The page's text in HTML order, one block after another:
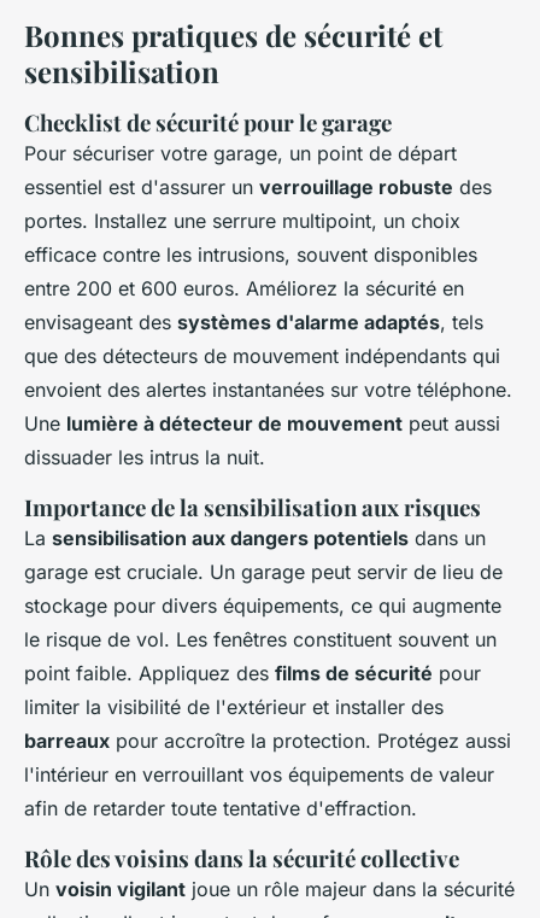
Bonnes pratiques de sécurité et
sensibilisation
Checklist de sécurité pour le garage
Pour sécuriser votre garage, un point de départ
essentiel est d'assurer un verrouillage robuste des
portes. Installez une serrure multipoint, un choix
efficace contre les intrusions, souvent disponibles
entre 200 et 600 euros. Améliorez la sécurité en
envisageant des systèmes d'alarme adaptés, tels
que des détecteurs de mouvement indépendants qui
envoient des alertes instantanées sur votre téléphone.
Une lumière à détecteur de mouvement peut aussi
dissuader les intrus la nuit.
Importance de la sensibilisation aux risques
La sensibilisation aux dangers potentiels dans un
garage est cruciale. Un garage peut servir de lieu de
stockage pour divers équipements, ce qui augmente
le risque de vol. Les fenêtres constituent souvent un
point faible. Appliquez des films de sécurité pour
limiter la visibilité de l'extérieur et installer des
barreaux pour accroître la protection. Protégez aussi
l'intérieur en verrouillant vos équipements de valeur
afin de retarder toute tentative d'effraction.
Rôle des voisins dans la sécurité collective
Un voisin vigilant joue un rôle majeur dans la sécurité